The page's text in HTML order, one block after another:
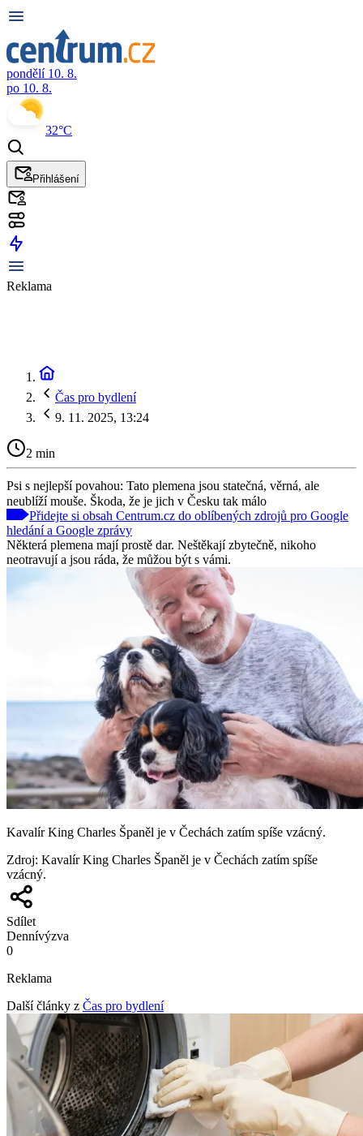
pondělí 10. 8.
po 10. 8.
32°C
Přihlášení
Reklama
Čas pro bydlení
9. 11. 2025, 13:24
2 min
Psi s nejlepší povahou: Tato plemena jsou statečná, věrná, ale
neublíží mouše. Škoda, že je jich v Česku tak málo
Přidejte si obsah Centrum.cz do oblíbených zdrojů pro Google
hledání a Google zprávy
Některá plemena mají prostě dar. Neštěkají zbytečně, nikoho
neotravují a jsou ráda, že můžou být s vámi.
Kavalír King Charles Španěl je v Čechách zatím spíše vzácný.
Zdroj: Kavalír King Charles Španěl je v Čechách zatím spíše
vzácný.
Sdílet
Dennívýzva
0
Reklama
Další články z Čas pro bydlení